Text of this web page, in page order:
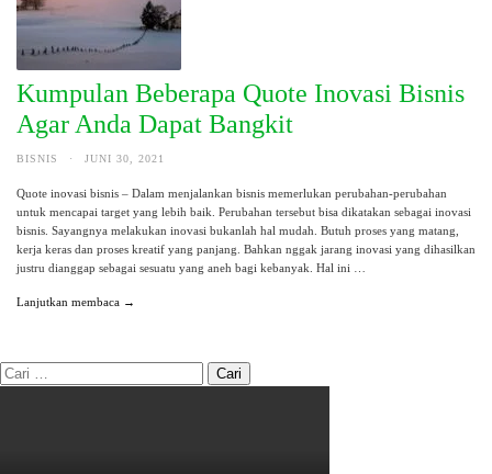
Kumpulan Beberapa Quote Inovasi Bisnis
Agar Anda Dapat Bangkit
BISNIS · JUNI 30, 2021
Quote inovasi bisnis – Dalam menjalankan bisnis memerlukan perubahan-perubahan
untuk mencapai target yang lebih baik. Perubahan tersebut bisa dikatakan sebagai inovasi
bisnis. Sayangnya melakukan inovasi bukanlah hal mudah. Butuh proses yang matang,
kerja keras dan proses kreatif yang panjang. Bahkan nggak jarang inovasi yang dihasilkan
justru dianggap sebagai sesuatu yang aneh bagi kebanyak. Hal ini …
Lanjutkan membaca →